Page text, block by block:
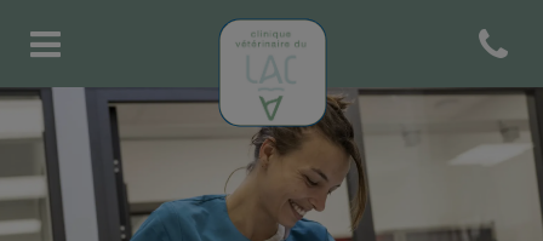
Page d'accueil de Clinique
Open